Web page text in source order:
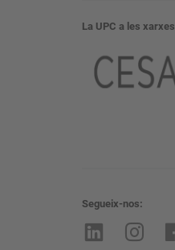
La UPC a les
Segueix-nos